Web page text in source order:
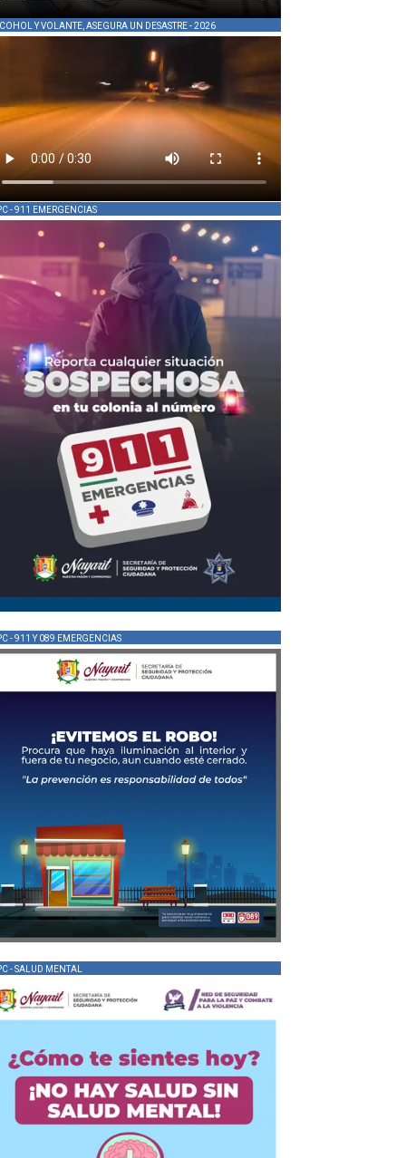
Y VOLANTE, ASEGURA UN DESASTRE - 2026
- 911 EMERGENCIAS
- 911 Y 089 EMERGENCIAS
- SALUD MENTAL